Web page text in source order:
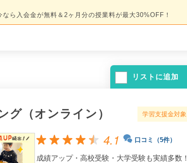
なら入会金が無料＆2ヶ月分の授業料が最大30%OFF！
リストに追加
グ（オンライン） 学習支援金対象
4.1 口コミ（5件）
成績アップ・高校受験・大学受験も実績多数！